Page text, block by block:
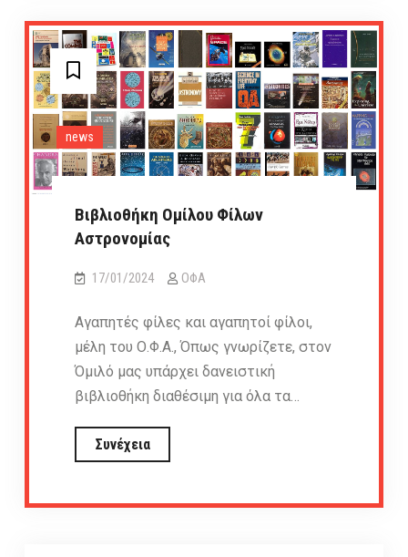
Αυγούστου
2026,
Ισπανία
news
Βιβλιοθήκη Ομίλου Φίλων
Αστρονομίας
17/01/2024 ΟΦΑ
Αγαπητές φίλες και αγαπητοί φίλοι,
μέλη του Ο.Φ.Α., Όπως γνωρίζετε, στον
Όμιλό μας υπάρχει δανειστική
βιβλιοθήκη διαθέσιμη για όλα τα…
ΣυνέχειαΒιβλιοθήκη
Ομίλου
φαινόμενα